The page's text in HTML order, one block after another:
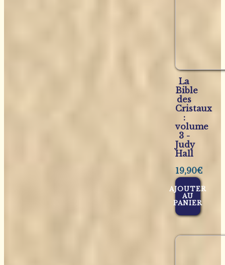
La
Bible
des
Cristaux
:
volume
3 -
Judy
Hall
19,90€
AJOUTER
AU
PANIER